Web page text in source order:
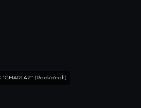
"CHARLAZ" (Rock'n'roll)